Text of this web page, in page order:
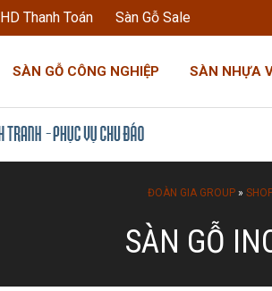
HD Thanh Toán Sàn Gỗ Sale
SÀN GỖ CÔNG NGHIỆP SÀN NHỰA
ĐOÀN GIA GROUP»
SÀN GỖ